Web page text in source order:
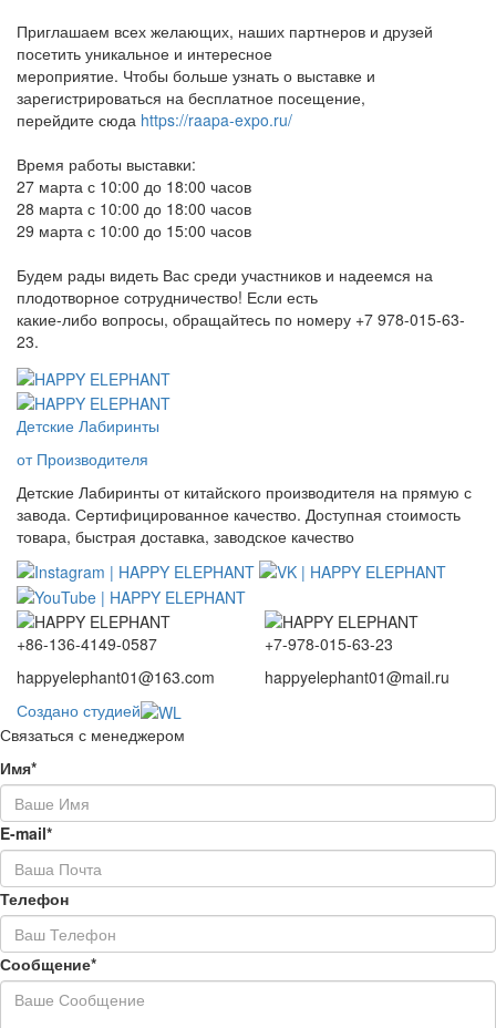
Приглашаем всех желающих, наших партнеров и друзей
посетить уникальное и интересное
мероприятие. Чтобы больше узнать о выставке и
зарегистрироваться на бесплатное посещение,
перейдите сюда https://raapa-expo.ru/
Время работы выставки:
27 марта с 10:00 до 18:00 часов
28 марта с 10:00 до 18:00 часов
29 марта с 10:00 до 15:00 часов
Будем рады видеть Вас среди участников и надеемся на
плодотворное сотрудничество! Если есть
какие-либо вопросы, обращайтесь по номеру +7 978-015-63-
23.
Детские Лабиринты
от Производителя
Детские Лабиринты от китайского производителя на прямую с
завода. Сертифицированное качество. Доступная стоимость
товара, быстрая доставка, заводское качество
+86-136-4149-0587
happyelephant01@163.com
+7-978-015-63-23
happyelephant01@mail.ru
Создано студией
Связаться с менеджером
Имя*
E-mail*
Телефон
Сообщение*